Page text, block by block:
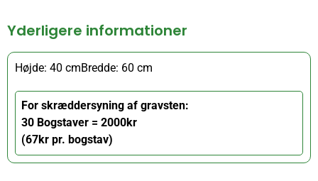
Yderligere informationer
Højde: 40 cmBredde: 60 cm
For skræddersyning af gravsten:
30 Bogstaver = 2000kr
(67kr pr. bogstav)